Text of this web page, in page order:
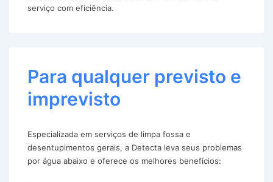
serviço com eficiência.
Para qualquer previsto e
imprevisto
Especializada em serviços de limpa fossa e
desentupimentos gerais, a Detecta leva seus problemas
por água abaixo e oferece os melhores benefícios: